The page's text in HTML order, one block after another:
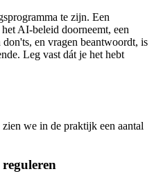
te zijn. Een
AI-beleid doorneemt, een
en vragen beantwoordt, is
Leg vast dát je het hebt
we in de praktijk een aantal